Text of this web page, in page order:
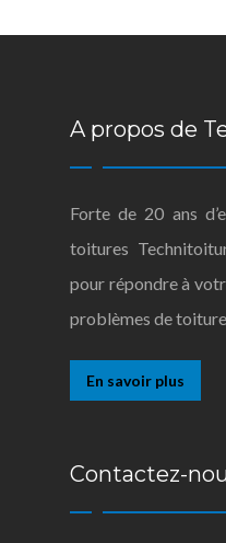
A propos de
Forte de 20 ans
toitures
pour répondre à
problèmes de
En savoir plus
Contactez-